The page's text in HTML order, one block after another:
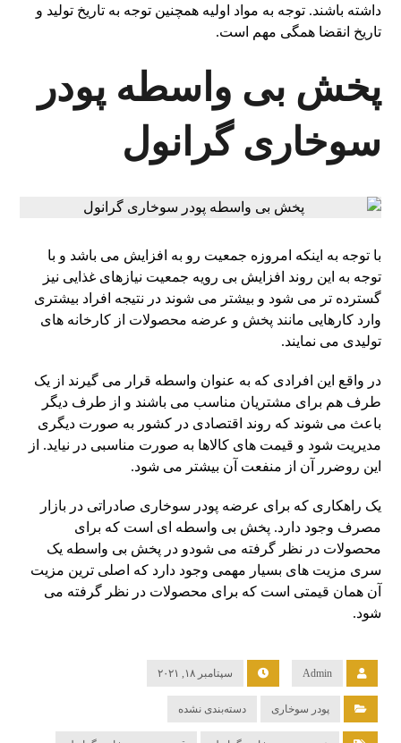
داشته باشند. توجه به مواد اولیه‌ همچنین توجه به تاریخ تولید و
تاریخ انقضا همگی مهم است.
پخش بی واسطه پودر
سوخاری گرانول
با توجه به اینکه امروزه جمعیت رو به افزایش می باشد و با
توجه به این روند افزایش بی رویه جمعیت نیازهای غذایی نیز
گسترده‌ تر می‌ شود و بیشتر می‌ شوند در نتیجه افراد بیشتری
وارد کارهایی مانند پخش و عرضه محصولات از کارخانه های
تولیدی می نمایند.
در واقع این افرادی که به عنوان واسطه قرار می‌ گیرند از یک
طرف هم برای مشتریان مناسب می باشند و از طرف دیگر
باعث می‌ شوند که روند اقتصادی در کشور به صورت دیگری
مدیریت شود و قیمت‌ های کالاها به صورت مناسبی در نیاید. از
این روضرر آن از منفعت آن بیشتر می‌ شود.
یک راهکاری که برای عرضه پودر سوخاری صادراتی در بازار
مصرف وجود دارد. پخش بی واسطه ای است که برای
محصولات در نظر گرفته می‌ شودو در پخش بی‌ واسطه یک
سری مزیت‌ های بسیار مهمی وجود دارد که اصلی ترین مزیت
آن همان قیمتی است که برای محصولات در نظر گرفته می
شود.
Admin سپتامبر ۱۸, ۲۰۲۱
پودر سوخاری دسته‌بندی نشده